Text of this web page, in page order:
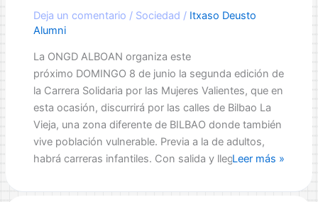
Deja un comentario / Sociedad / Itxaso Deusto
Alumni
La ONGD ALBOAN organiza este
próximo DOMINGO 8 de junio la segunda edición de
la Carrera Solidaria por las Mujeres Valientes, que en
esta ocasión, discurrirá por las calles de Bilbao La
Vieja, una zona diferente de BILBAO donde también
vive población vulnerable. Previa a la de adultos,
habrá carreras infantiles. Con salida y llegada en la
Domingo
de
Leer más »